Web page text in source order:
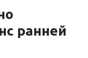
ранней